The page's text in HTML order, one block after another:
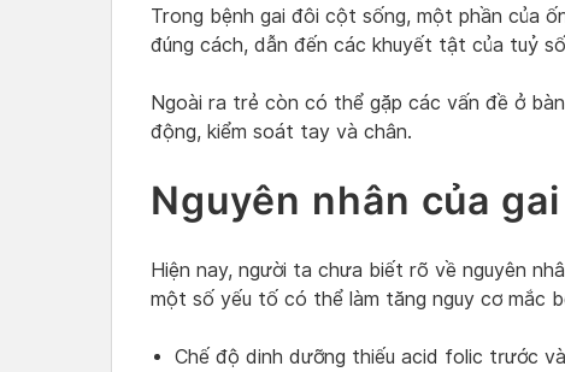
Trong bệnh gai đôi cột sống, một phần của
đúng cách, dẫn đến các khuyết tật của tuỷ
Ngoài ra trẻ còn có thể gặp các vấn đề ở
động, kiểm soát tay và chân.
Nguyên nhân của
Hiện nay, người ta chưa biết rõ về nguyên
một số yếu tố có thể làm tăng nguy cơ mắc
Chế độ dinh dưỡng thiếu acid folic trước